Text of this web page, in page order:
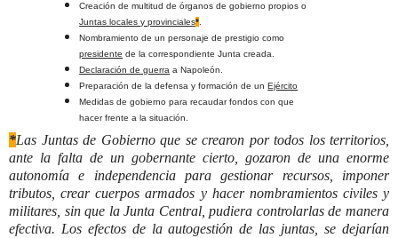
Creación de multitud de órganos de gobierno propios o
Juntas locales y provinciales*.
Nombramiento de un personaje de prestigio como
presidente de la correspondiente Junta creada.
Declaración de guerra a Napoleón.
Preparación de la defensa y formación de unEjército
Medidas de gobierno para recaudar fondos con que
hacer frente a la situación.
*Las Juntas de Gobierno que se crearon por todos los territorios,
ante la falta de un gobernante cierto, gozaron de una enorme
autonomía e independencia para gestionar recursos, imponer
tributos, crear cuerpos armados y hacer nombramientos civiles y
militares, sin que la Junta Central, pudiera controlarlas de manera
efectiva. Los efectos de la autogestión de las juntas, se dejarían